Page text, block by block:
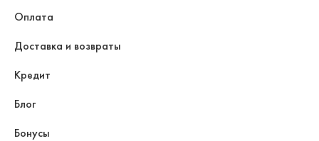
Оплата
Доставка и возвраты
Кредит
Блог
Бонусы